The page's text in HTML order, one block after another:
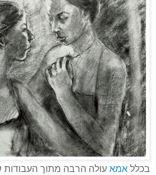
בכלל אמא עולה הרבה מתוך העבודות